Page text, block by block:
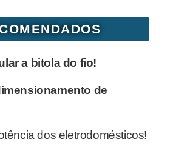
a bitola do fio!
de
dos eletrodomésticos!